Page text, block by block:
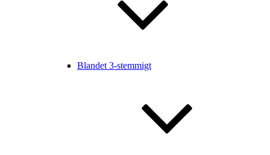
Blandet 3-stemmigt